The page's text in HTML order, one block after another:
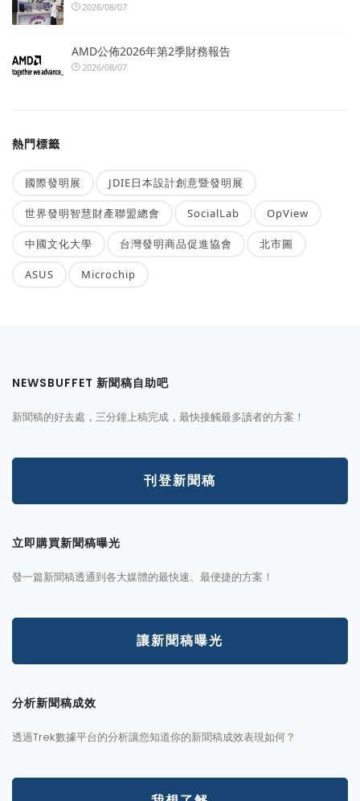
2026/08/07
AMD公佈2026年第2季財務報告
2026/08/07
熱門標籤
國際發明展 JDIE日本設計創意暨發明展
世界發明智慧財產聯盟總會 SocialLab OpView
中國文化大學 台灣發明商品促進協會 北市圖
ASUS Microchip
NEWSBUFFET 新聞稿自助吧
新聞稿的好去處，三分鐘上稿完成，最快接觸最多讀者的方案！
刊登新聞稿
立即購買新聞稿曝光
發一篇新聞稿透通到各大媒體的最快速、最便捷的方案！
讓新聞稿曝光
分析新聞稿成效
透過Trek數據平台的分析讓您知道你的新聞稿成效表現如何？